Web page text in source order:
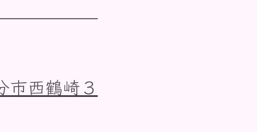
西鶴崎３